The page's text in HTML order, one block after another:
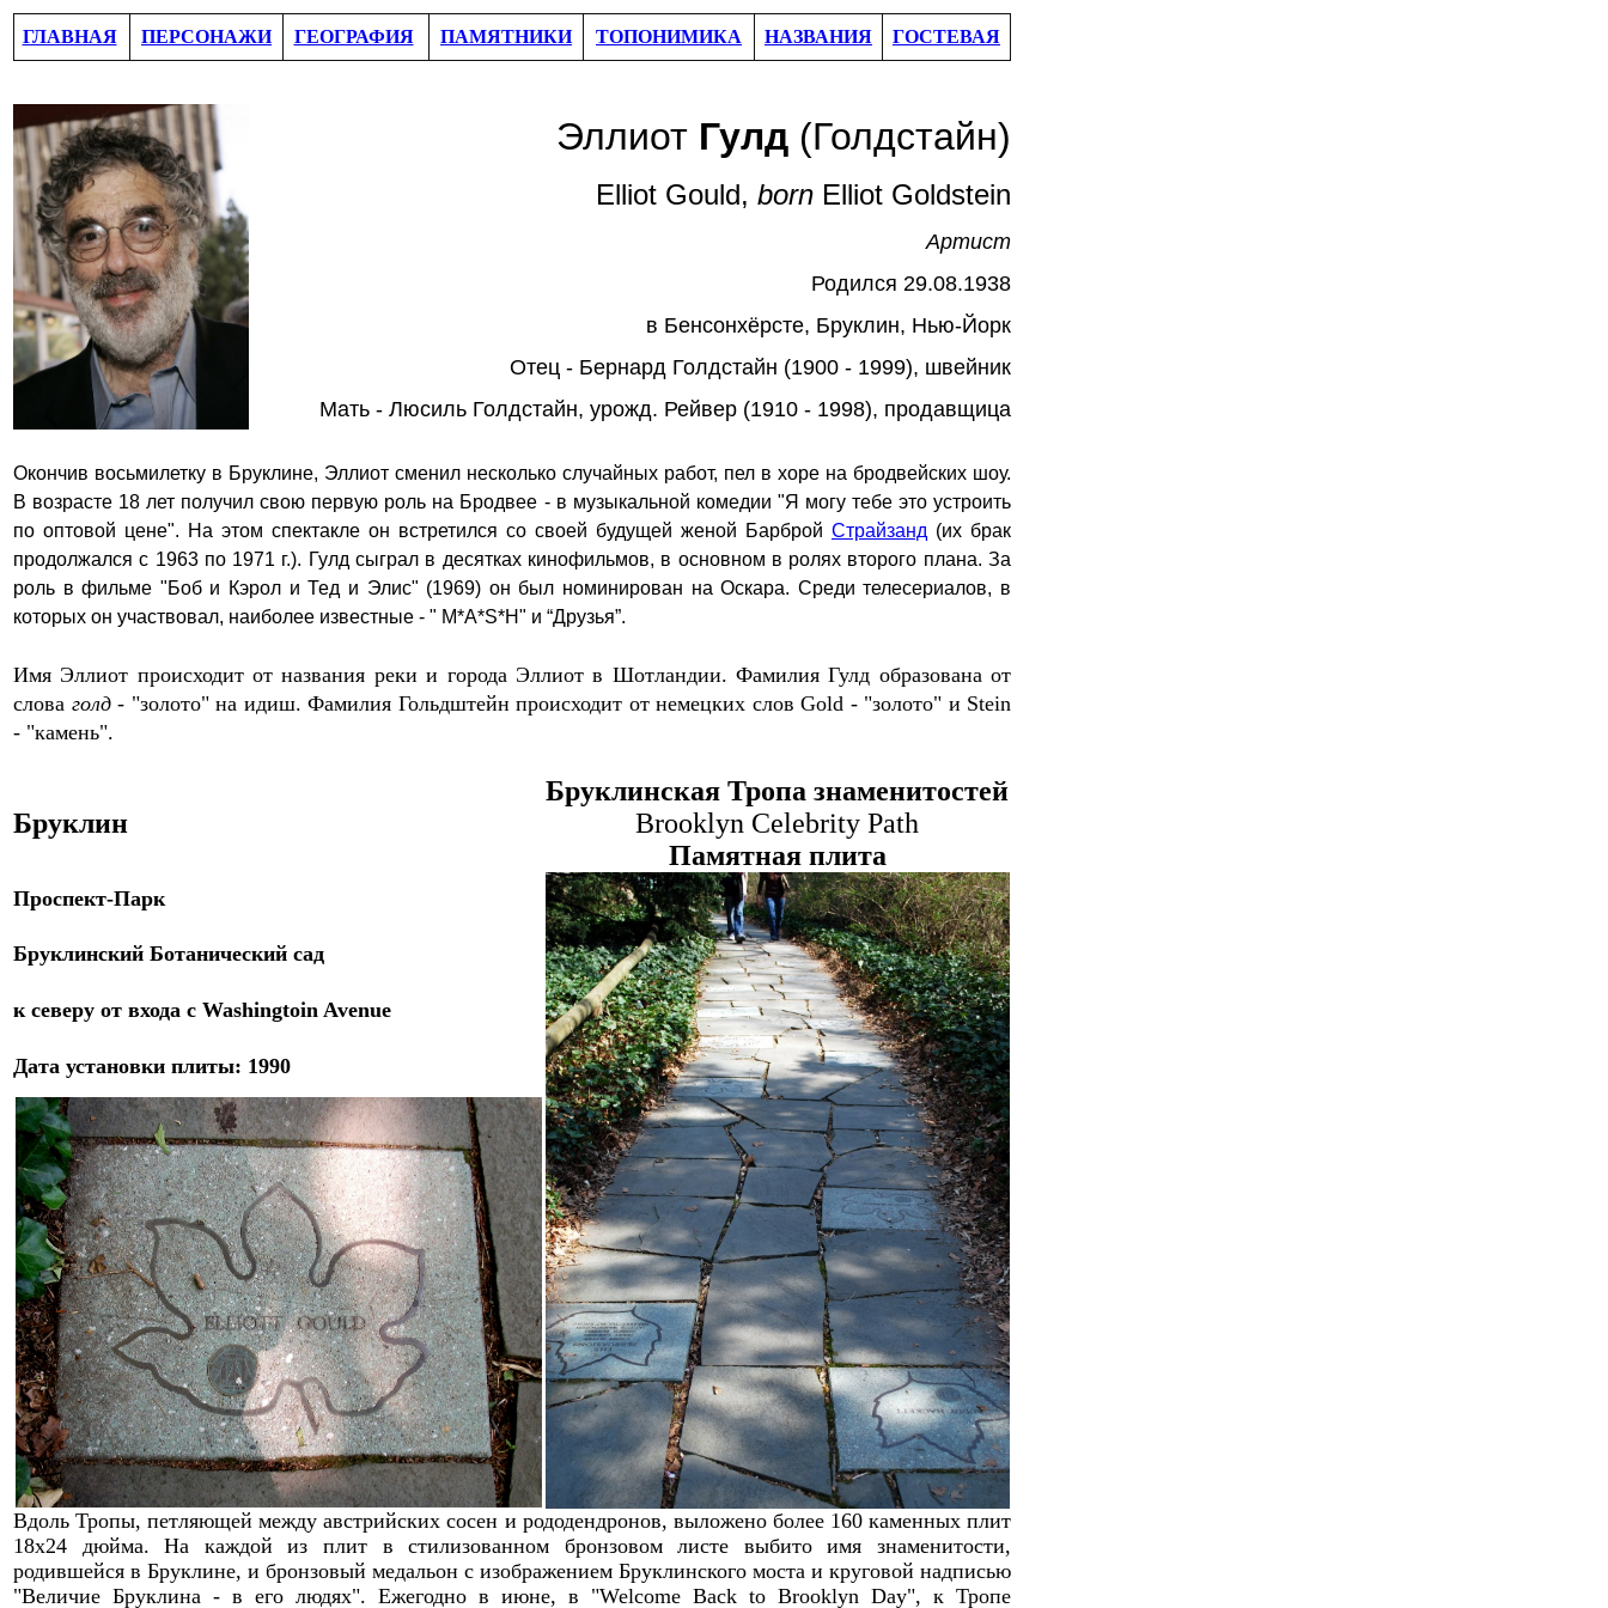
ГЛАВНАЯ ПЕРСОНАЖИ ГЕОГРАФИЯ ПАМЯТНИКИ ТОПОНИМИКА НАЗВАНИЯ ГОСТЕВАЯ
Эллиот Гулд (Голдстайн)
Elliot Gould, born Elliot Goldstein
Артист
Родился 29.08.1938
в Бенсонхёрсте, Бруклин, Нью-Йорк
Отец - Бернард Голдстайн (1900 - 1999), швейник
Мать - Люсиль Голдстайн, урожд. Рейвер (1910 - 1998), продавщица
Окончив восьмилетку в Бруклине, Эллиот сменил несколько случайных работ, пел в хоре на бродвейских шоу.
В возрасте 18 лет получил свою первую роль на Бродвее - в музыкальной комедии "Я могу тебе это устроить
по оптовой цене". На этом спектакле он встретился со своей будущей женой Барброй Страйзанд (их брак
продолжался с 1963 по 1971 г.). Гулд сыграл в десятках кинофильмов, в основном в ролях второго плана. За
роль в фильме "Боб и Кэрол и Тед и Элис" (1969) он был номинирован на Оскара. Среди телесериалов, в
которых он участвовал, наиболее известные - " M*A*S*H" и “Друзья”.
Имя Эллиот происходит от названия реки и города Эллиот в Шотландии. Фамилия Гулд образована от
слова голд- "золото" на идиш. Фамилия Гольдштейн происходит от немецких слов Gold - "золото" и Stein
- "камень".
Бруклин
Бруклинская Тропа знаменитостей
Brooklyn Celebrity Path
Памятная плита
Проспект-Парк
Бруклинский Ботанический сад
к северу от входа с Washingtoin Avenue
Дата установки плиты: 1990
Вдоль Тропы, петляющей между австрийских сосен и рододендронов, выложено более 160 каменных плит
18х24 дюйма. На каждой из плитв стилизованном бронзовом листе выбито имязнаменитости,
родившейся в Бруклине, и бронзовый медальон с изображением Бруклинского моста и круговой надписью
"Величие Бруклина - в его людях". Ежегодно в июне, в "Welcome Back to Brooklyn Day", к Тропе